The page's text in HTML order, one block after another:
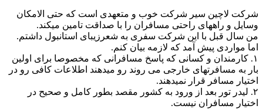
شرکت لاچین سیر شرکت خوب و متعهدی است که حتی الامکان
وسایل و راههای راحتی مسافران را با صداقت تامین میکند.
من سال قبل با این شرکت سفری به شعرزیبای استانبول داشتم.
اما مواردی پیش آمد که لازمه بیان کنم.
۱. کارمندان و کسانی که پاسخ مسافرانی که مخصوصا برای اولین
بار به مسافرتهای خارجی می روند رو میدهند اطلاعات کافی رو در
اختیار مسافر قرار نمیدهند.
۲. لیدر تور بعد از ورود به کشور مقصد بطور کامل و صحیح در
اختیار مسافران نیست.